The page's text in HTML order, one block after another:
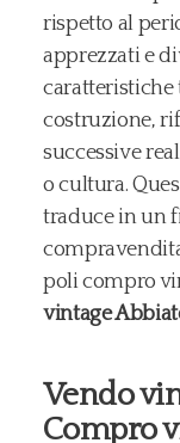
rispetto al
apprezzati e
costruzione,
successive
o cultura.
traduce in un
poli compro
vintage
Vendo
Compro